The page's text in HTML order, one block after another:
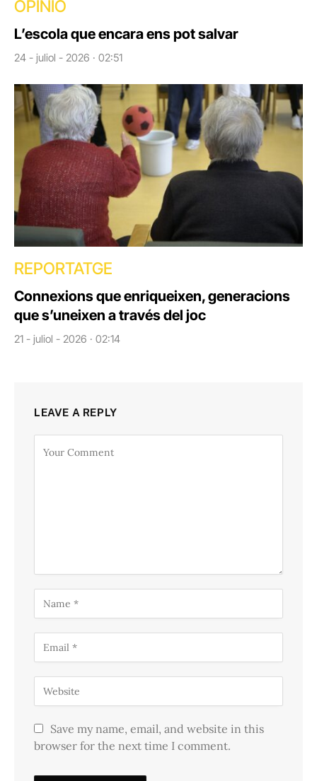
OPINIÓ
L’escola que encara ens pot salvar
24 - juliol - 2026 · 02:51
REPORTATGE
Connexions que enriqueixen, generacions
que s’uneixen a través del joc
21 - juliol - 2026 · 02:14
LEAVE A REPLY
Save my name, email, and website in this
browser for the next time I comment.